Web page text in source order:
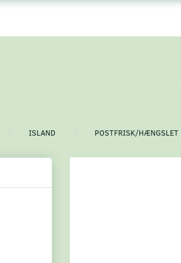
ISLAND POSTFRISK/HÆNGSLET